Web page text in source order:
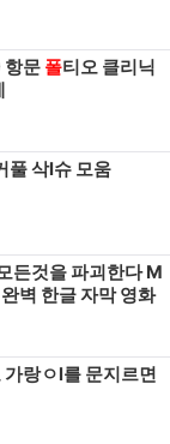
문 폴티오 클리닉
풀 삭l슈 모움
든것을 파괴한다 M
벽 한글 자막 영화
랑ㅇl를 문지르면